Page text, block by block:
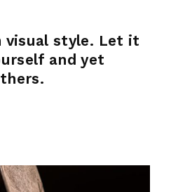
visual style. Let it
and yet